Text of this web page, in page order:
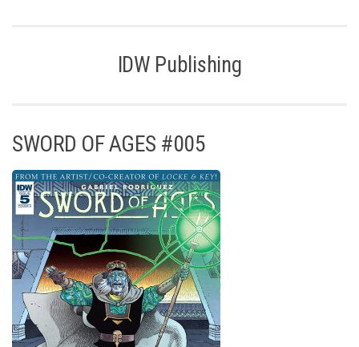
IDW Publishing
SWORD OF AGES #005